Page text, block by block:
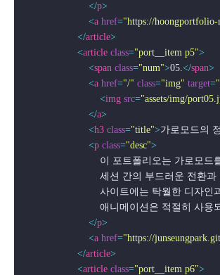
</p>
<a href="https://
</article>
<article class="port__item p5">
<span class="num">05.</span>
<a href="/" class="img" target=
<img src="assets/img/
</a>
<h3 class="title">가로모드의
<p class="desc">
이 포트폴리오는
세션 간의 부드러
사이트에는 탁월
애니메이션은 적절
</p>
<a href="https://
</article>
<article class="port__item p6">